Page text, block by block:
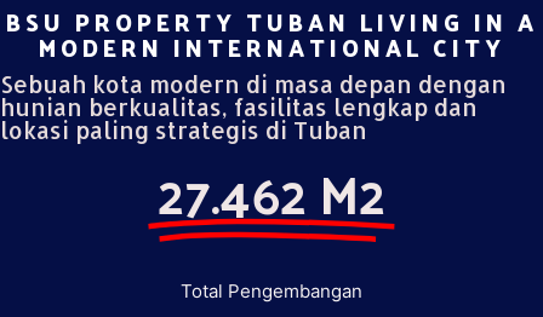
BSU PROPERTY TUBAN LIVING IN A
MODERN INTERNATIONAL CITY​
Sebuah kota modern di masa depan dengan
hunian berkualitas, fasilitas lengkap dan
lokasi paling strategis di Tuban
27.462 M2
Total Pengembangan